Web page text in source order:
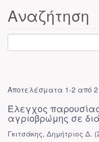
Αναζήτηση
Αποτελέσματα 1-2 από 2
Έλεγχος
αγριοβρώμης σε
Γκιτσάκης, Δημήτριος Δ. (